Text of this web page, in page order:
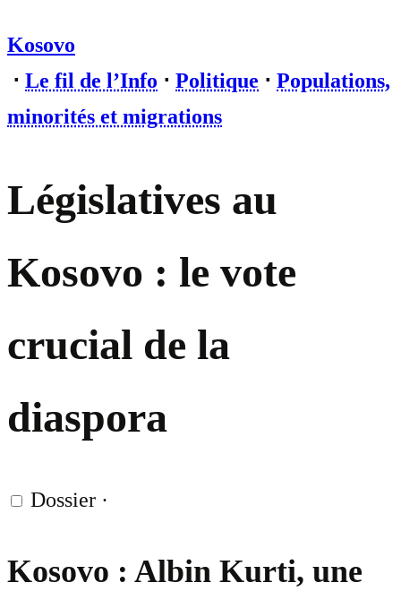
Kosovo
⋅ Le fil de l’Info ⋅ Politique ⋅ Populations,
minorités et migrations
Législatives au
Kosovo : le vote
crucial de la
diaspora
Dossier ·
Kosovo : Albin Kurti, une